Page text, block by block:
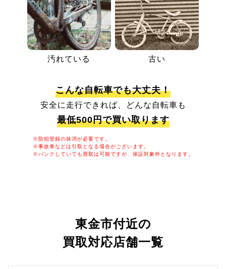
汚れている 古い
こんな自転車でも大丈夫！
安全に走行できれば、どんな自転車も
最低500円で買い取ります
※防犯登録の抹消が必要です。
※事故車などは引取となる場合がございます。
※パンクしていても買取は可能ですが、保証対象外となります。
東金市付近の
買取対応店舗一覧